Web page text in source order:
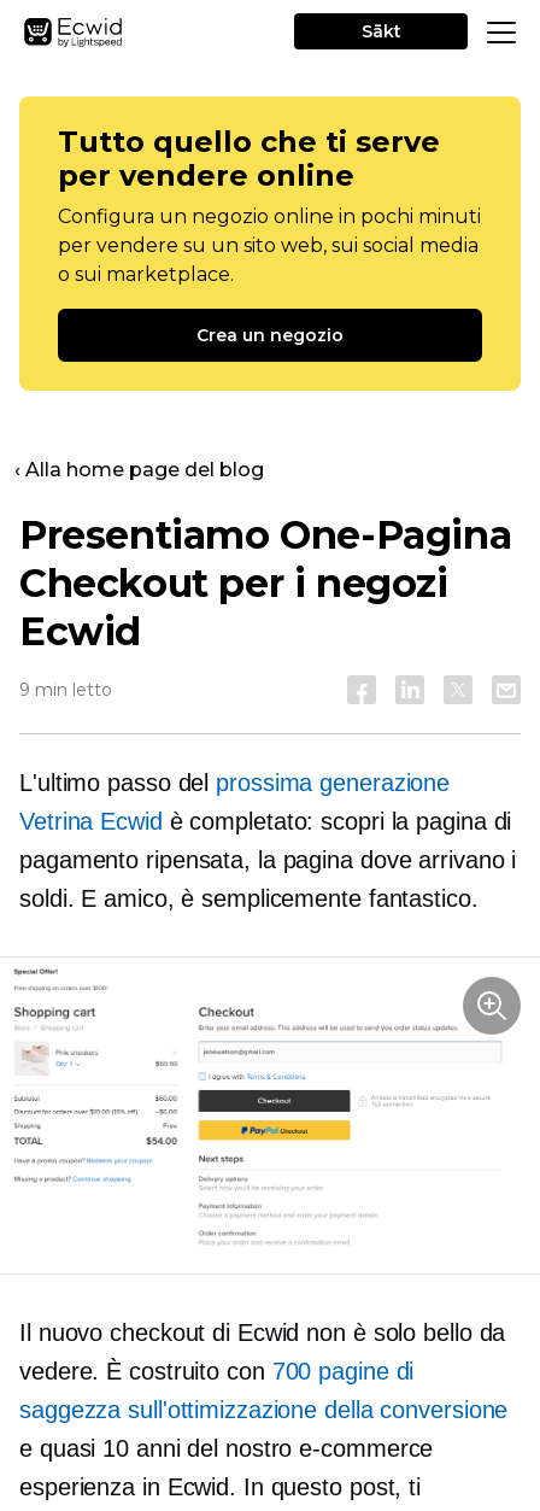
Sākt
Tutto quello che ti serve
per vendere online
Configura un negozio online in pochi minuti
per vendere su un sito web, sui social media
o sui marketplace.
Crea un negozio
‹ Alla home page del blog
Presentiamo One-Pagina
Checkout per i negozi
Ecwid
9 min letto
L'ultimo passo del prossima generazione
Vetrina Ecwid è completato: scopri la pagina di
pagamento ripensata, la pagina dove arrivano i
soldi. E amico, è semplicemente fantastico.
Il nuovo checkout di Ecwid non è solo bello da
vedere. È costruito con 700 pagine di
saggezza sull'ottimizzazione della conversione
e quasi 10 anni del nostroe-commerce
esperienza in Ecwid. In questo post, ti